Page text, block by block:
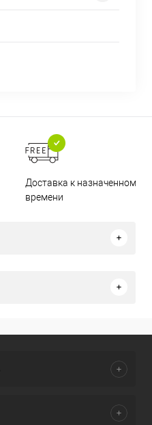
Доставка к назначенному
времени